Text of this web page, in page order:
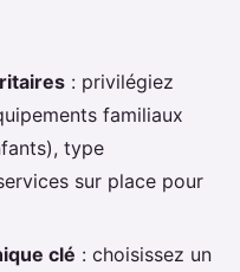
: privilégiez
familiaux
type
sur place pour
clé : choisissez un